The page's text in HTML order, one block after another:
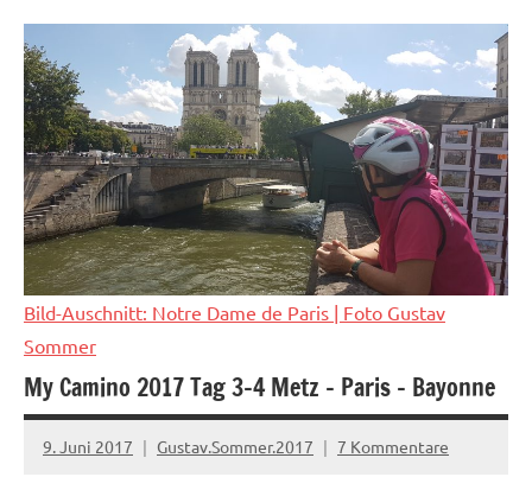
Bild-Auschnitt: Notre Dame de Paris | Foto Gustav
Sommer
My Camino 2017 Tag 3-4 Metz – Paris – Bayonne
9. Juni 2017 Gustav.Sommer.2017 7 Kommentare